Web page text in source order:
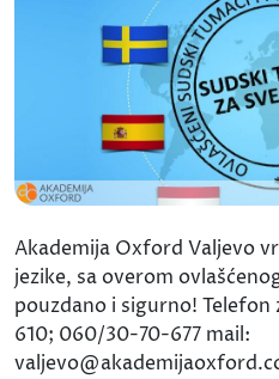
Akademija Oxford Valjevo
jezike, sa overom
pouzdano i sigurno!
610; 060/30-70-677 mail: